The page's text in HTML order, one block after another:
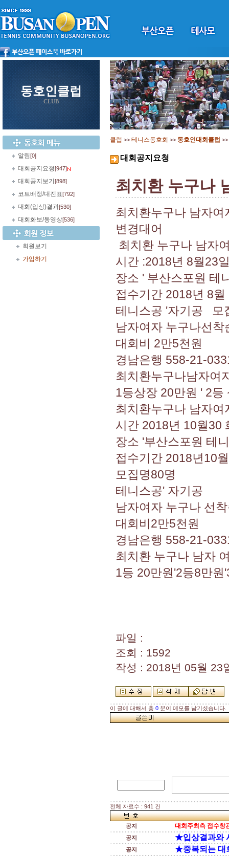
동호인클럽
CLUB
알림[0]
대회공지요청[947]
대회공지보기 [898]
코트배정/대진표[792]
대회(입상)결과[530]
대회화보/동영상[536]
회원보기
가입하기
클럽 >> 테니스동호회 >> 동호인대회클럽 >>
대회공지요청
최치환 누구나
최치환누구나 남자
변경대어
최치환 누구나 남자
시간 :2018년 8월23
장소 ' 부산스포원 테
접수기간 2018년 8월
테니스공 '자기공 모
남자여자 누구나선착
대회비 2만5천원
경남은행 558-21-
최치환누구나남자여
1등상장 20만원 ' 2등
최치환누구나 남자
시간 2018년 10월30
장소 '부산스포원 테
접수기간 2018년10
모집명80명
테니스공' 자기공
남자여자 누구나 선
대회비2만5천원
경남은행 558-21-
최치환 누구나 남자
1등 20만원'2등8만
파일 :
조회 : 1592
작성 : 2018년 05월 23
이 글에 대해서 총 0 분이 메모를 남기셨습니다.
전체 자료수 : 941 건
공지 대회주최측 접수창
공지 ★입상결과와
공지 ★중복되는 대